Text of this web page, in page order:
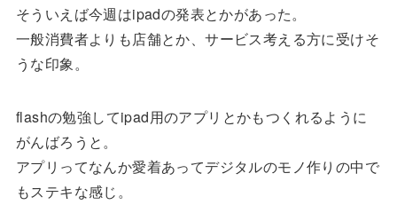
そういえば今週はipadの発表とかがあった。
一般消費者よりも店舗とか、サービス考える方に受けそ
うな印象。
flashの勉強してipad用のアプリとかもつくれるように
がんばろうと。
アプリってなんか愛着あってデジタルのモノ作りの中で
もステキな感じ。